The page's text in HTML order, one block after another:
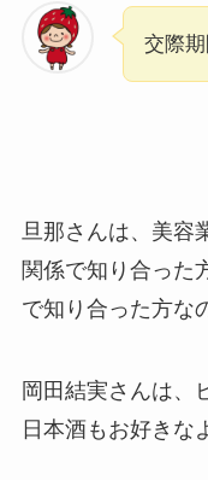
交際期
旦那さんは、美容
関係で知り合った
で知り合った方な
岡田結実さんは、
日本酒もお好きな